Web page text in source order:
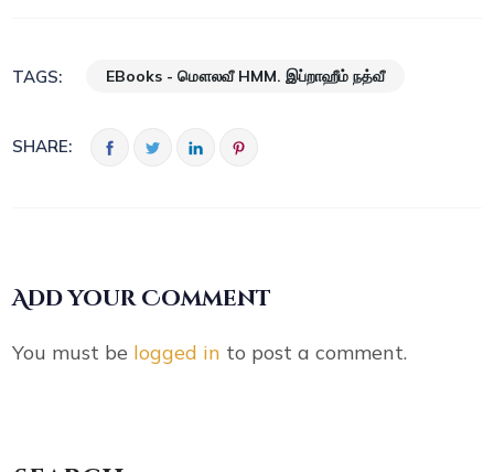
TAGS: EBooks - மௌலவீ HMM. இப்றாஹீம் நத்வீ
SHARE:
Add your Comment
You must be logged in to post a comment.